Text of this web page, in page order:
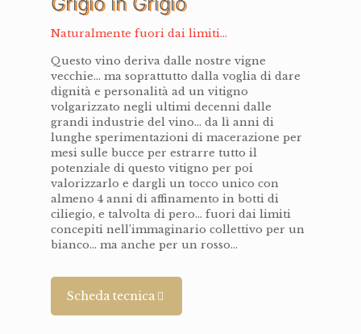
Naturalmente fuori dai limiti...
Questo vino deriva dalle nostre vigne
vecchie… ma soprattutto dalla voglia di dare
dignità e personalità ad un vitigno
volgarizzato negli ultimi decenni dalle
grandi industrie del vino… da lì anni di
lunghe sperimentazioni di macerazione per
mesi sulle bucce per estrarre tutto il
potenziale di questo vitigno per poi
valorizzarlo e dargli un tocco unico con
almeno 4 anni di affinamento in botti di
ciliegio, e talvolta di pero… fuori dai limiti
concepiti nell’immaginario collettivo per un
bianco… ma anche per un rosso…
Scheda tecnica